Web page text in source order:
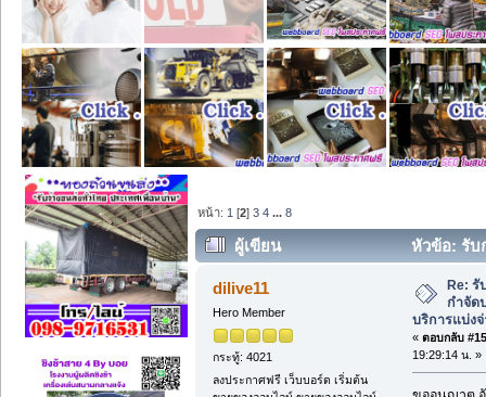
หน้า: 1 [2]3 4 ...8
ผู้เขียน
หัวข้อ: รับ
บริการแบ่งจ่าย 085-5015148 คุณอุบล (
dilive11
Hero Member
กระทู้: 4021
ลงประกาศฟรี เว็บบอร์ด เริ่มต้น
Re:
กำจัด
บริการแบ่ง
« ตอบกลับ
19:29:14 น. »